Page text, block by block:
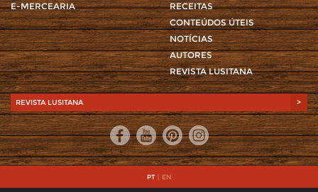
E-MERCEARIA
RECEITAS
CONTEÚDOS ÚTEIS
NOTÍCIAS
AUTORES
REVISTA LUSITANA
REVISTA LUSITANA >
PT | EN